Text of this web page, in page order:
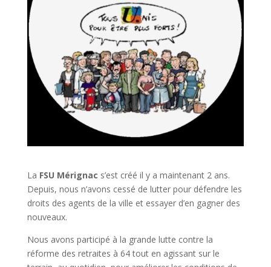
La FSU Mérignac s’est créé il y a maintenant 2 ans.
Depuis, nous n’avons cessé de lutter pour défendre les
droits des agents de la ville et essayer d’en gagner des
nouveaux.
Nous avons participé à la grande lutte contre la
réforme des retraites à 64 tout en agissant sur le